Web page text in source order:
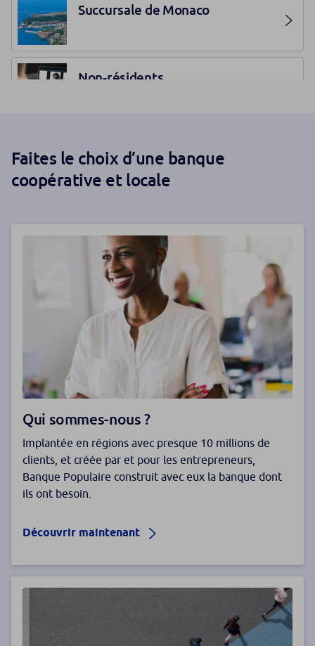
Succursale de Monaco
Non-résidents
Faites le choix d’une banque
coopérative et locale
Qui sommes-nous ?
Implantée en régions avec presque 10 millions de
clients, et créée par et pour les entrepreneurs,
Banque Populaire construit avec eux la banque dont
ils ont besoin.
Découvrir maintenant